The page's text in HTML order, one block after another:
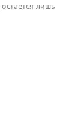
лишь